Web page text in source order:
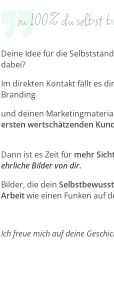
zu 100% du selbst
Deine Idee für die
dabei?
Im direkten Kontakt fällt es
Branding
und deinen
ersten wertschätzenden
Dann ist es Zeit für mehr
ehrliche Bilder von dir.
Bilder, die dein
Arbeitwie einen Funken auf
Ich freue mich auf deine